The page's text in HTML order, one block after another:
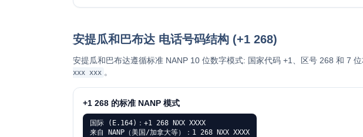
安提瓜和巴布达 电话号码结构 (+1 268)
安提瓜和巴布达遵循标准 NANP 10 位数字模式: 国家代码 +1、区号 268 和 7
xxx xxx 。
+1 268 的标准 NANP 模式
国际 (E.164)：+1 268 NXX XXXX
来自 NANP（美国/加拿大等）：1 268 NXX XXXX